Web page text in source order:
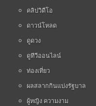
คลิปวิดีโอ
ดาวน์โหลด
ดูดวง
ดูทีวีออนไลน์
ท่องเที่ยว
ผลสลากกินแบ่งรัฐบาล
ผู้หญิง ความงาม